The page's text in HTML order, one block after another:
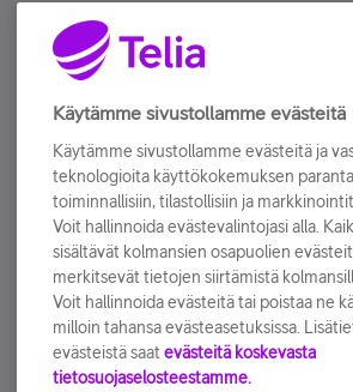
Älä jää paitsi – osallistu ja
Tilaa Telian uutiskirje ja olet mukana
sähköpostiisi.
Tilaa nyt
Käytämme sivustollamme evästeitä
Käytämme sivustollamme evästeitä ja
teknologioita käyttökokemuksen
toiminnallisiin, tilastollisiin ja
Voit hallinnoida evästevalintojasi alla.
sisältävät kolmansien osapuolien
merkitsevät tietojen siirtämistä
Voit hallinnoida evästeitä tai poistaa ne
milloin tahansa evästeasetuksissa.
evästeistä saat evästeitä koskevasta
tietosuojaselosteestamme.